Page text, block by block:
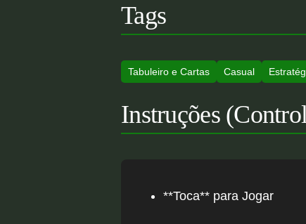
Tags
Tabuleiro e Cartas Casual
Instruções
**Toca** para Jogar